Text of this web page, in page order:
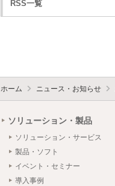
RSS一覧
ホーム ニュース・お知らせ
ソリューション・製品
ソリューション・サービス
製品・ソフト
イベント・セミナー
導入事例